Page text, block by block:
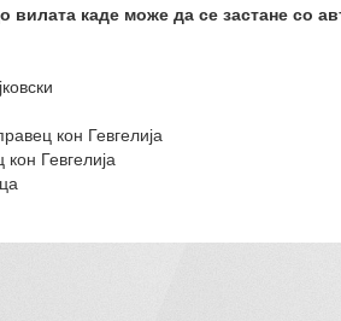
вилата каде може да се застане со
кон Гевгелија
Гевгелија